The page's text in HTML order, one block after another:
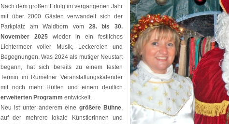
Nach dem großen Erfolg im vergangenen Jahr
mit über 2000 Gästen verwandelt sich der
Parkplatz am Waldborn vom 28. bis 30.
November 2025 wieder in ein festliches
Lichtermeer voller Musik, Leckereien und
Begegnungen. Was 2024 als mutiger Neustart
begann, hat sich bereits zu einem festen
Termin im Rumelner Veranstaltungskalender
mit noch mehr Hütten und einem deutlich
erweiterten Programm entwickelt.
Neu ist unter anderem eine größere Bühne,
auf der mehrere lokale Künstlerinnen und